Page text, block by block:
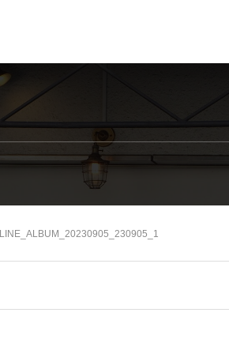
LINE_ALBUM_20230905_230905_1